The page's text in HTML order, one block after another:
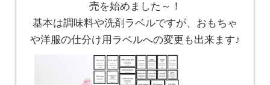
売を始めました～！
基本は調味料や洗剤ラベルですが、おもちゃ
や洋服の仕分け用ラベルへの変更も出来ます♪